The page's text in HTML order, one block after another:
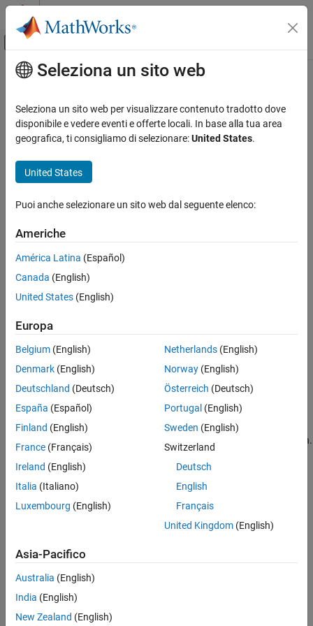
Vai al contenuto
Attiva/disattiva menu di navigazione
Pagina iniziale della documentazione
MATLAB Coder
Code Generation
Code Generation Fundamentals
Configuring Code Generation
Enable implicit expansion
ON THIS PAGE
Description
Properties
Programmatic Use
Version History
Contenuto principale
Enable implicit expansion
Implicit expansion capabilities in generated code
Since R2021b
App Configuration Pane:
Configuration Objects: coder.MexCodeConfig|
Implicit expansion capabilities in the generated code.
Settings
This value is the default value.
The code generator enables implicit expansion in the generated
code. The code generator includes modifications in the generated
code to apply implicit expansion. See
Basic Operations
Off
The generated code does not follow the rules of implicit expansion.
Programmatic Use
Values: true |false
Version History
See Also
Seleziona un sito web
Seleziona un sito web per visualizzare contenuto tradotto dove
disponibile e vedere eventi e offerte locali. In base alla tua area
geografica, ti consigliamo di selezionare:United States.
United States
Puoi anche selezionare un sito web dal seguente elenco:
Americhe
América Latina (Español)
Canada (English)
United States (English)
Europa
Belgium (English)
Denmark (English)
Deutschland (Deutsch)
España (Español)
Finland (English)
France (Français)
Ireland (English)
Italia (Italiano)
Luxembourg (English)
Netherlands(English)
Norway(English)
Österreich (Deutsch)
Portugal (English)
Sweden (English)
Switzerland
Deutsch
English
Français
United Kingdom(English)
Asia-Pacifico
Australia (English)
India (English)
New Zealand (English)